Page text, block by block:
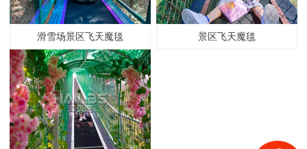
滑雪场景区飞天魔毯 景区飞天魔毯